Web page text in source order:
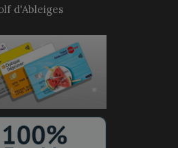
d'Ableiges